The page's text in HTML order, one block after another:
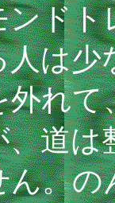
ド
は少
れて
道は
。